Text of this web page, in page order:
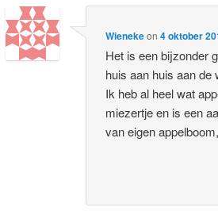
Wienekeon4 oktober
Het is een bijzonder
huis aan huis aan de
Ik heb al heel wat
miezertje en is een
van eigen